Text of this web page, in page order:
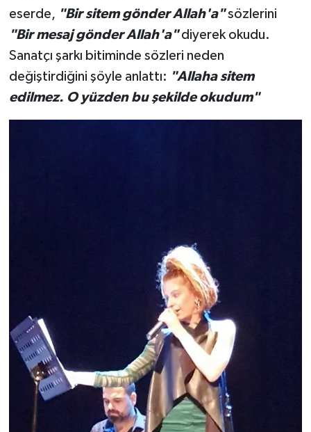
eserde, "Bir sitem gönder Allah'a"sözlerini
"Bir mesaj gönder Allah'a"diyerek okudu.
Sanatçı şarkı bitiminde sözleri neden
değiştirdiğini şöyle anlattı: "Allaha sitem
edilmez. O yüzden bu şekilde okudum"